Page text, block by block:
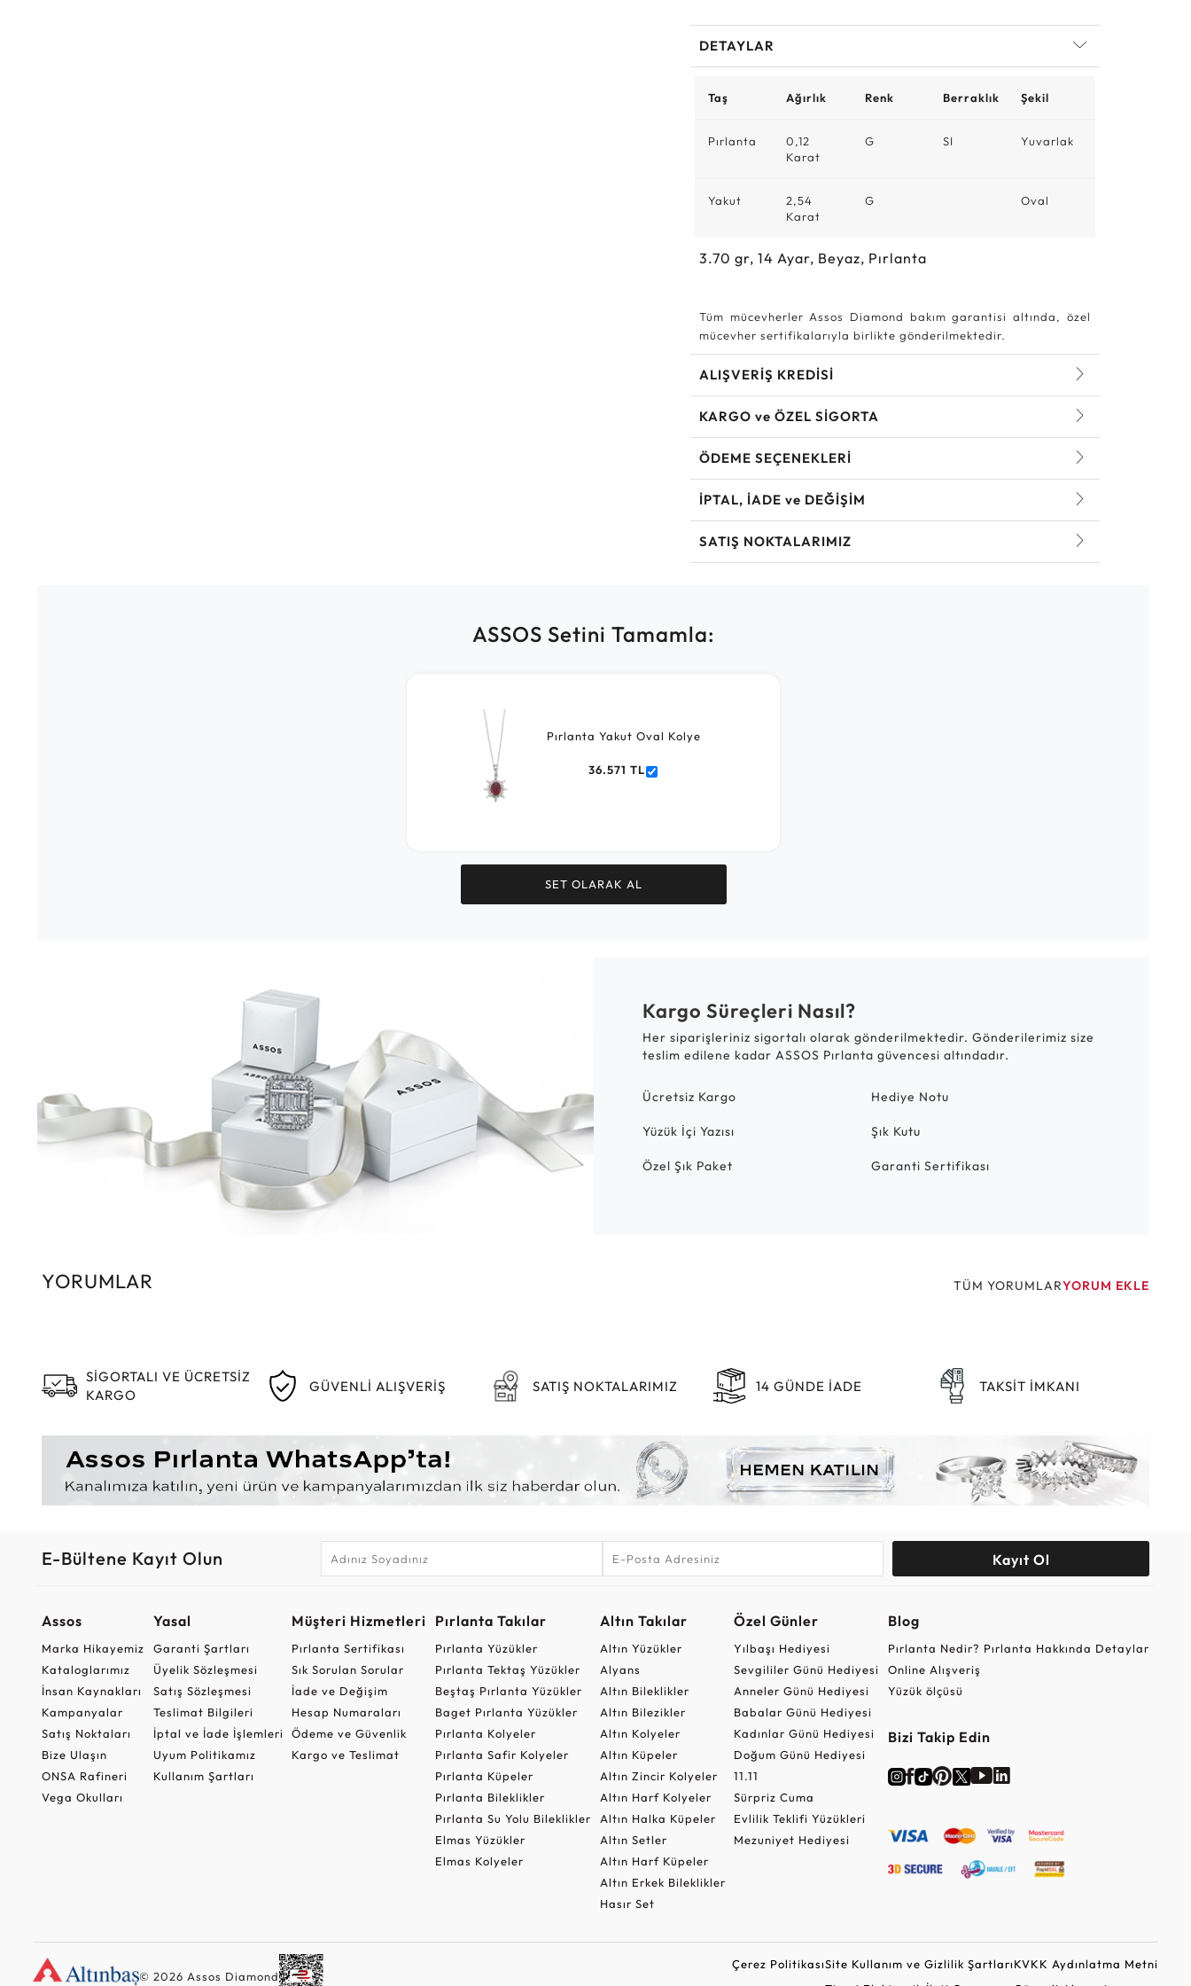
DETAYLAR
Taş Ağırlık Renk Berraklık Şekil
Pırlanta
0,12
Karat
G SI Yuvarlak
Yakut
2,54
Karat
G Oval
3.70gr,14Ayar, Beyaz, Pırlanta
Tüm mücevherler Assos Diamond bakım garantisi altında, özel
mücevher sertifikalarıyla birlikte gönderilmektedir.
ALIŞVERİŞ KREDİSİ
KARGO ve ÖZEL SİGORTA
ÖDEME SEÇENEKLERİ
İPTAL, İADE ve DEĞİŞİM
SATIŞ NOKTALARIMIZ
ASSOS Setini Tamamla:
Pırlanta Yakut Oval Kolye
36.571 TL
SET OLARAK AL
Kargo Süreçleri Nasıl?
Her siparişleriniz sigortalı olarak gönderilmektedir. Gönderilerimiz size
teslim edilene kadar ASSOS Pırlanta güvencesi altındadır.
Ücretsiz Kargo Hediye Notu
Yüzük İçi Yazısı Şık Kutu
Özel Şık Paket Garanti Sertifikası
YORUMLAR TÜM YORUMLARYORUM EKLE
SİGORTALI VE ÜCRETSİZ
KARGO
GÜVENLİ ALIŞVERİŞ SATIŞ NOKTALARIMIZ 14 GÜNDE İADE TAKSİT İMKANI
E-Bültene Kayıt Olun Kayıt Ol
Assos
Marka Hikayemiz
Kataloglarımız
İnsan Kaynakları
Kampanyalar
Satış Noktaları
Bize Ulaşın
ONSA Rafineri
Vega Okulları
Yasal
Garanti Şartları
Üyelik Sözleşmesi
Satış Sözleşmesi
Teslimat Bilgileri
İptal ve İade İşlemleri
Uyum Politikamız
Kullanım Şartları
Müşteri Hizmetleri
Pırlanta Sertifikası
Sık Sorulan Sorular
İade ve Değişim
Hesap Numaraları
Ödeme ve Güvenlik
Kargo ve Teslimat
Pırlanta Takılar
Pırlanta Yüzükler
Pırlanta Tektaş Yüzükler
Beştaş Pırlanta Yüzükler
Baget Pırlanta Yüzükler
Pırlanta Kolyeler
Pırlanta Safir Kolyeler
Pırlanta Küpeler
Pırlanta Bileklikler
Pırlanta Su Yolu Bileklikler
Elmas Yüzükler
Elmas Kolyeler
Altın Takılar
Altın Yüzükler
Alyans
Altın Bileklikler
Altın Bilezikler
Altın Kolyeler
Altın Küpeler
Altın Zincir Kolyeler
Altın Harf Kolyeler
Altın Halka Küpeler
Altın Setler
Altın Harf Küpeler
Altın Erkek Bileklikler
Hasır Set
Özel Günler
Yılbaşı Hediyesi
Sevgililer Günü Hediyesi
Anneler Günü Hediyesi
Babalar Günü Hediyesi
Kadınlar Günü Hediyesi
Doğum Günü Hediyesi
11.11
Sürpriz Cuma
Evlilik Teklifi Yüzükleri
Mezuniyet Hediyesi
Blog
Pırlanta Nedir? Pırlanta Hakkında Detaylar
Online Alışveriş
Yüzük ölçüsü
Bizi Takip Edin
© 2026 Assos Diamond
Çerez PolitikasıSite Kullanım ve Gizlilik ŞartlarıKVKK Aydınlatma Metni